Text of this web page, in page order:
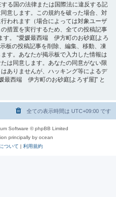
る国の法律または国際法に違反する記
意します。この規約を破った場合、対
われます（場合によっては対象ユーザ
措置を実行するため、全ての投稿記事
す。 “愛媛最西端 伊方町のお砂庭[よろ
板の投稿記事を削除、編集、移動、凍
す。あなたが掲示板で入力した情報は
は同意します。あなたの同意がない限
ありませんが、ハッキング等によるデ
最西端 伊方町のお砂庭[よろず屋]” と
全ての表示時間は UTC+09:00 です
Software © phpBB Limited
principally by ocean
ついて | 利用規約